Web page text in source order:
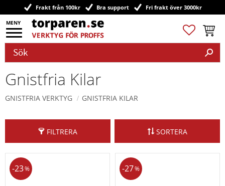
Meny
Frakt från 100kr Bra support Fri frakt över 3000kr
Favoriter
Gnistfria Kilar
GNISTFRIA VERKTYG GNISTFRIA KILAR
FILTRERA SORTERA
23% 27%